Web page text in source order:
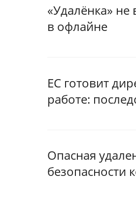
«Удалёнка» не
в офлайне
ЕС готовит
работе:
Опасная
безопасности